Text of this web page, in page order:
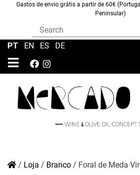
Gastos de envio grátis a partir de 60€
Peninsular)
PT EN ES DE
/ Loja / Branco / Foral de Meda